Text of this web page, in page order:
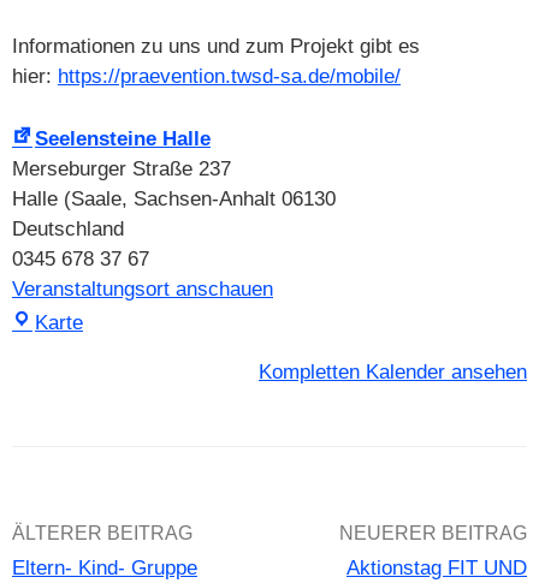
Informationen zu uns und zum Projekt gibt es
hier: https://praevention.twsd-sa.de/mobile/
Seelensteine Halle
Merseburger Straße 237
Halle (Saale, Sachsen-Anhalt 06130
Deutschland
0345 678 37 67
Veranstaltungsort anschauen
KarteSeelensteine
Kompletten Kalender ansehen
Beitrags-
ÄLTERER BEITRAG
Eltern- Kind- Gruppe
NEUERER BEITRAG
Aktionstag FIT UND